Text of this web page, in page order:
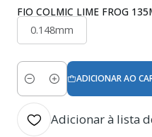
FIO COLMIC LIME FROG
0.148mm
Quantidade
ADICIONAR AO
Adicionar à lista